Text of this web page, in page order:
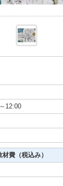
12:00
材費（税込み）